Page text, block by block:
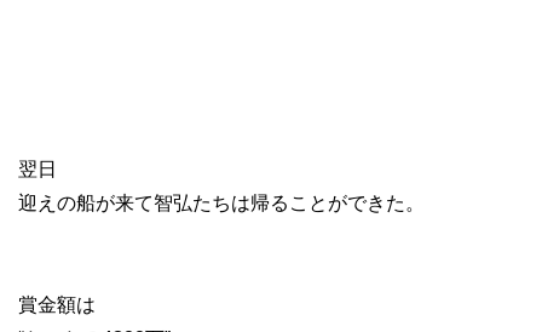
翌日
迎えの船が来て智弘たちは帰ることができた。
賞金額は